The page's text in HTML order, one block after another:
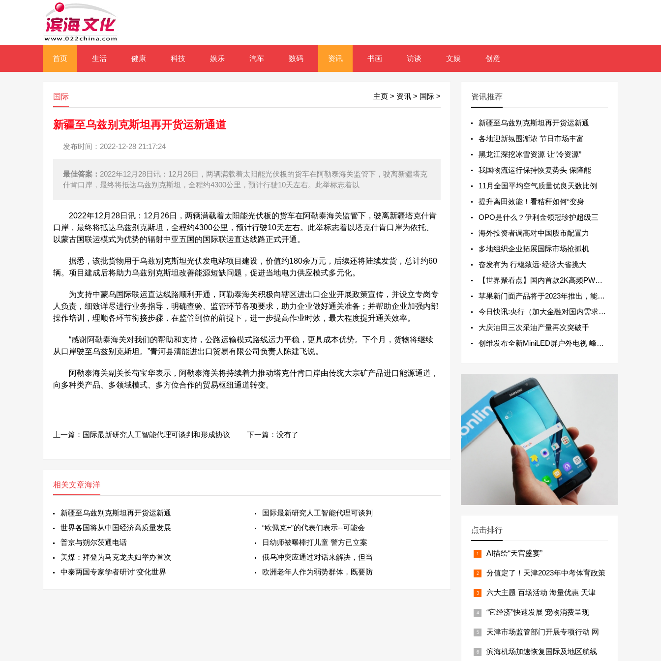
首页 生活 健康 科技 娱乐 汽车 数码 资讯 书画 访谈 文娱 创意
主页 > 资讯 > 国际 >
国际
新疆至乌兹别克斯坦再开货运新通道
发布时间：2022-12-28 21:17:24
最佳答案： 2022年12月28日讯：12月26日，两辆满载着太阳能光伏板的货车在阿勒泰海关监管下，驶离新疆塔克
什肯口岸，最终将抵达乌兹别克斯坦，全程约4300公里，预计行驶10天左右。此举标志着以
2022年12月28日讯：12月26日，两辆满载着太阳能光伏板的货车在阿勒泰海关监管下，驶离新疆塔克什肯
口岸，最终将抵达乌兹别克斯坦，全程约4300公里，预计行驶10天左右。此举标志着以塔克什肯口岸为依托、
以蒙古国联运模式为优势的辐射中亚五国的国际联运直达线路正式开通。
据悉，该批货物用于乌兹别克斯坦光伏发电站项目建设，价值约180余万元，后续还将陆续发货，总计约60
辆。项目建成后将助力乌兹别克斯坦改善能源短缺问题，促进当地电力供应模式多元化。
为支持中蒙乌国际联运直达线路顺利开通，阿勒泰海关积极向辖区进出口企业开展政策宣传，并设立专岗专
人负责，细致详尽进行业务指导，明确查验、监管环节各项要求，助力企业做好通关准备；并帮助企业加强内部
操作培训，理顺各环节衔接步骤，在监管到位的前提下，进一步提高作业时效，最大程度提升通关效率。
“感谢阿勒泰海关对我们的帮助和支持，公路运输模式路线运力平稳，更具成本优势。下个月，货物将继续
从口岸驶至乌兹别克斯坦。”青河县清能进出口贸易有限公司负责人陈建飞说。
阿勒泰海关副关长苟宝华表示，阿勒泰海关将持续着力推动塔克什肯口岸由传统大宗矿产品进口能源通道，
向多种类产品、多领域模式、多方位合作的贸易枢纽通道转变。
上一篇： 国际最新研究人工智能代理可谈判和形成协议 下一篇：没有了
相关文章海洋
新疆至乌兹别克斯坦再开货运新通
国际最新研究人工智能代理可谈判
世界各国将从中国经济高质量发展
“欧佩克+”的代表们表示--可能会
普京与朔尔茨通电话
日幼师被曝棒打儿童 警方已立案
美煤：拜登为马克龙夫妇举办首次
俄乌冲突应通过对话来解决，但当
中泰两国专家学者研讨“变化世界
欧洲老年人作为弱势群体，既要防
资讯推荐
新疆至乌兹别克斯坦再开货运新通
各地迎新氛围渐浓 节日市场丰富
黑龙江深挖冰雪资源 让“冷资源”
我国物流运行保持恢复势头 保障能
11月全国平均空气质量优良天数比例
提升离田效能！看秸秆如何“变身
OPO是什么？伊利金领冠珍护超级三
海外投资者调高对中国股市配置力
多地组织企业拓展国际市场抢抓机
奋发有为 行稳致远·经济大省挑大
【世界聚看点】国内首款2K高频PWM柔性屏在武汉量产下线
苹果新门面产品将于2023年推出，能击败Meta Oculus2和索尼Oculus2以及索尼PlayStation VR
今日快讯:央行（加大金融对国内需求和供给体系支持力度）
大庆油田三次采油产量再次突破千
创维发布全新MiniLED屏户外电视 峰值亮度可达3000尼特
点击排行
AI描绘“天宫盛宴”
分值定了！天津2023年中考体育政策
六大主题 百场活动 海量优惠 天津
“它经济”快速发展 宠物消费呈现
天津市场监管部门开展专项行动 网
滨海机场加速恢复国际及地区航线